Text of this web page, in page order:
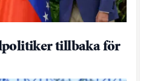
tillbaka för